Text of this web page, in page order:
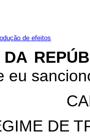
de efeitos
DA
eu
DE